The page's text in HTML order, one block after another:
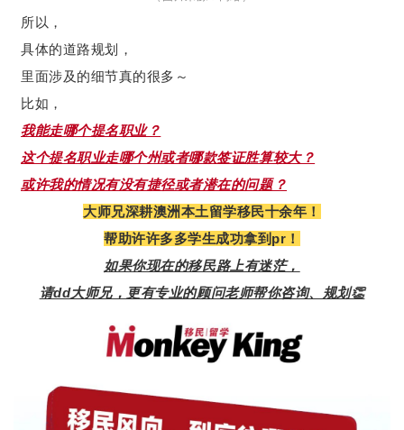
所以，
具体的道路规划，
里面涉及的细节真的很多～
比如，
我能走哪个提名职业？
这个提名职业走哪个州或者哪款签证胜算较大？
或许我的情况有没有捷径或者潜在的问题？
大师兄深耕澳洲本土留学移民十余年！
帮助许许多多学生成功拿到pr！
如果你现在的移民路上有迷茫，
请dd大师兄，更有专业的顾问老师帮你咨询、规划👏